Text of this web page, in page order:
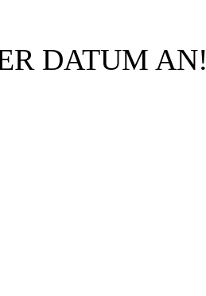
DATUM AN!